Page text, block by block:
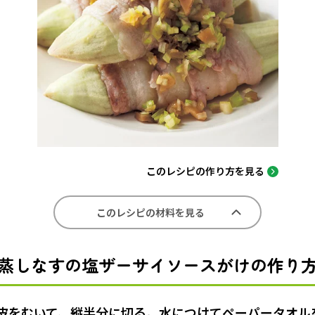
このレシピの作り方を見る
このレシピの材料を見る
しなすの塩ザーサイソースがけの作り